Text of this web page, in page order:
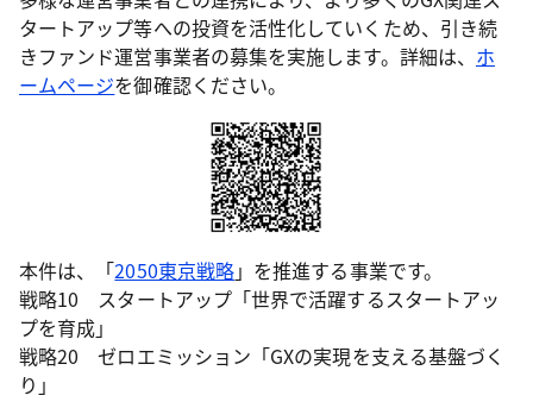
タートアップ等への投資を活性化していくため、引き続
きファンド運営事業者の募集を実施します。詳細は、 ホ
ームページを御確認ください。
本件は、「2050東京戦略」を推進する事業です。
戦略10 スタートアップ「世界で活躍するスタートアッ
プを育成」
戦略20 ゼロエミッション「GXの実現を支える基盤づく
り」